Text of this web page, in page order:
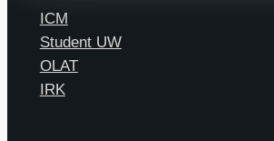
ICM
Student UW
OLAT
IRK